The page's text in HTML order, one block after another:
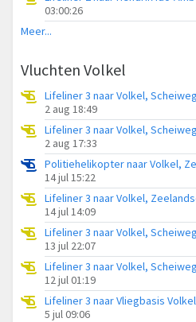
03:00:26
Meer...
Vluchten Volkel
Lifeliner 3 naar Volkel, Scheiweg
2 aug 18:49
Lifeliner 3 naar Volkel, Scheiweg
2 aug 17:33
Politiehelikopter naar Volkel,
14 jul 15:22
Lifeliner 3 naar Volkel,
14 jul 14:09
Lifeliner 3 naar Volkel, Scheiweg
13 jul 22:07
Lifeliner 3 naar Volkel, Scheiweg
12 jul 01:19
Lifeliner 3 naar Vliegbasis Volkel
5 jul 09:06